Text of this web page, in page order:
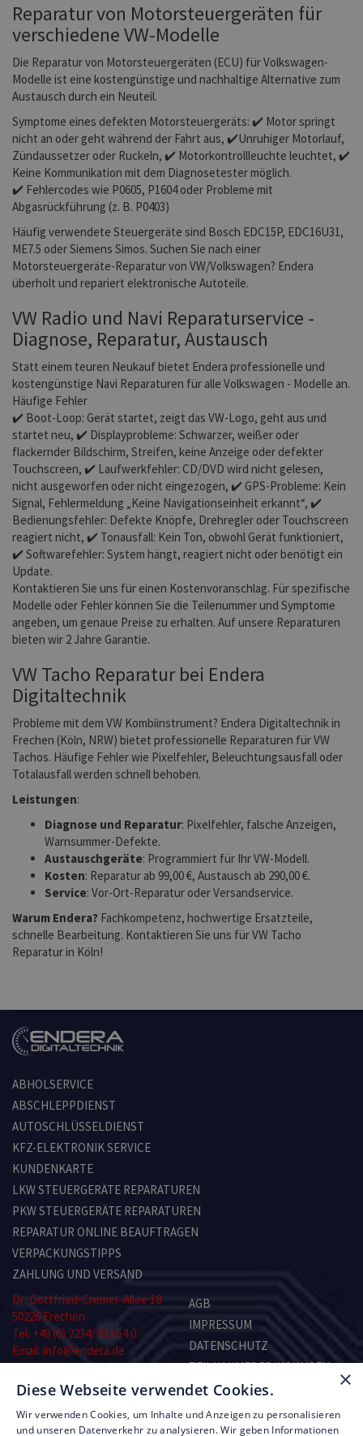
Reparatur von Motorsteuergeräten für
verschiedene VW-Modelle
Die Reparatur von Motorsteuergeräten (ECU) für Volkswagen-
Modelle ist eine kostengünstige und nachhaltige Alternative zum
Austausch durch ein Neuteil.
Symptome eines defekten Motorsteuergeräts: ✔️ Motor springt
nicht an oder geht während der Fahrt aus, ✔️Unruhiger Motorlauf,
Zündaussetzer oder Ruckeln, ✔️ Motorkontrollleuchte leuchtet, ✔️
Keine Kommunikation mit dem Diagnosetester möglich.
✔️ Fehlercodes wie P0605, P1604 oder Probleme mit
Abgasrückführung (z. B. P0403)
Häufig verwendete Steuergeräte sind Bosch EDC15P, EDC16U31,
ME7.5 oder Siemens Simos. Suchen Sie nach einer
Motorsteuergeräte-Reparatur von VW/Volkswagen? Endera
überholt und repariert elektronische Autoteile.
VW Radio und Navi Reparaturservice -
Diagnose, Reparatur, Austausch
Statt einem teuren Neukauf bietet Endera professionelle und
kostengünstige Navi Reparaturen für alle Volkswagen - Modelle an.
Häufige Fehler
✔️ Boot-Loop: Gerät startet, zeigt das VW-Logo, geht aus und
startet neu, ✔️ Displayprobleme: Schwarzer, weißer oder
flackernder Bildschirm, Streifen, keine Anzeige oder defekter
Touchscreen, ✔️ Laufwerkfehler: CD/DVD wird nicht gelesen,
nicht ausgeworfen oder nicht eingezogen, ✔️ GPS-Probleme: Kein
Signal, Fehlermeldung „Keine Navigationseinheit erkannt“, ✔️
Bedienungsfehler: Defekte Knöpfe, Drehregler oder Touchscreen
reagiert nicht, ✔️ Tonausfall: Kein Ton, obwohl Gerät funktioniert,
✔️ Softwarefehler: System hängt, reagiert nicht oder benötigt ein
Update.
Kontaktieren Sie uns für einen Kostenvoranschlag. Für spezifische
Modelle oder Fehler können Sie die Teilenummer und Symptome
angeben, um genaue Preise zu erhalten. Auf unsere Reparaturen
bieten wir 2 Jahre Garantie.
VW Tacho Reparatur bei Endera
Digitaltechnik
Probleme mit dem VW Kombiinstrument? Endera Digitaltechnik in
Frechen (Köln, NRW) bietet professionelle Reparaturen für VW
Tachos. Häufige Fehler wie Pixelfehler, Beleuchtungsausfall oder
Totalausfall werden schnell behoben.
Leistungen:
Diagnose und Reparatur: Pixelfehler, falsche Anzeigen,
Warnsummer-Defekte.
Austauschgeräte: Programmiert für Ihr VW-Modell.
Kosten: Reparatur ab 99,00 €, Austausch ab 290,00 €.
Service: Vor-Ort-Reparatur oder Versandservice.
Warum Endera? Fachkompetenz, hochwertige Ersatzteile,
schnelle Bearbeitung. Kontaktieren Sie uns für VW Tacho
Reparatur in Köln!
ABHOLSERVICE
ABSCHLEPPDIENST
AUTOSCHLÜSSELDIENST
KFZ-ELEKTRONIK SERVICE
KUNDENKARTE
LKW STEUERGERÄTE REPARATUREN
PKW STEUERGERÄTE REPARATUREN
REPARATUR ONLINE BEAUFTRAGEN
VERPACKUNGSTIPPS
ZAHLUNG UND VERSAND
Dr.-Gottfried-Cremer-Allee 18
50226 Frechen
Tel. +49 (0) 2234/ 933 54 0
Email: info@endera.de
Montag–Freitag:
8.00–13.00 und 14.00–17.00 Uhr
Samstag: nach Vereinbarung
AGB
IMPRESSUM
DATENSCHUTZ
TEILNAHMEBEDINGUNGEN
KONTAKT
RMA-FORMULAR
×
Diese Webseite verwendet Cookies.
Wir verwenden Cookies, um Inhalte und Anzeigen zu personalisieren
und unseren Datenverkehr zu analysieren. Wir geben Informationen